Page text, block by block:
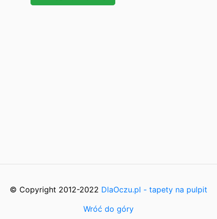
© Copyright 2012-2022 DlaOczu.pl - tapety na pulpit
Wróć do góry